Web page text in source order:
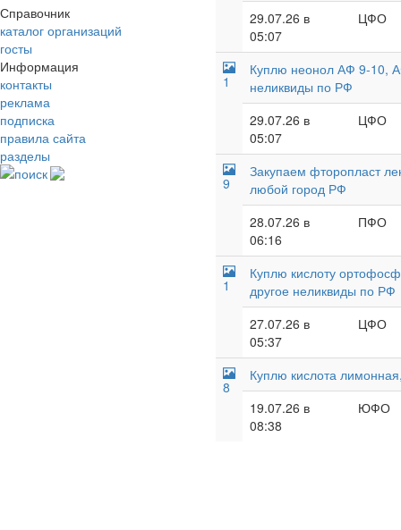
Справочник
каталог организаций
госты
Информация
контакты
реклама
подписка
правила сайта
разделы
поиск
29.07.26 в
05:07
ЦФО
1
Куплю неонол АФ 9-10,
неликвиды по РФ
29.07.26 в
05:07
ЦФО
9
Закупаем фторопласт
любой город РФ
28.07.26 в
06:16
ПФО
1
Куплю кислоту
другое неликвиды по РФ
27.07.26 в
05:37
ЦФО
8
Куплю кислота
19.07.26 в
08:38
ЮФО